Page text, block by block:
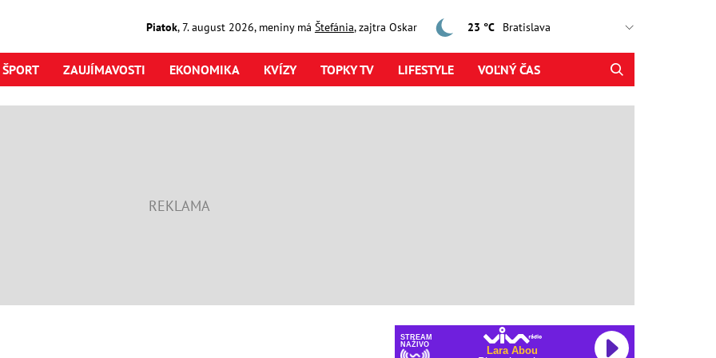
Piatok,7. august2026, meniny má Štefánia, zajtra Oskar 23 °C
ŠPORT ZAUJÍMAVOSTI EKONOMIKA KVÍZY TOPKY TV LIFESTYLE VOĽNÝ ČAS
STREAM
NAŽIVO
Lara Abou